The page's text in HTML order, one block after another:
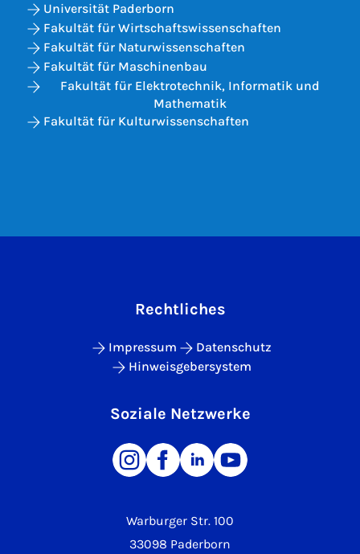
Universität Paderborn
Fakultät für Wirtschaftswissenschaften
Fakultät für Naturwissenschaften
Fakultät für Maschinenbau
Fakultät für Elektrotechnik, Informatik und
Mathematik
Fakultät für Kulturwissenschaften
Warburger Str. 100
33098 Paderborn
Rechtliches
Impressum
Datenschutz
Hinweisgebersystem
Soziale Netzwerke